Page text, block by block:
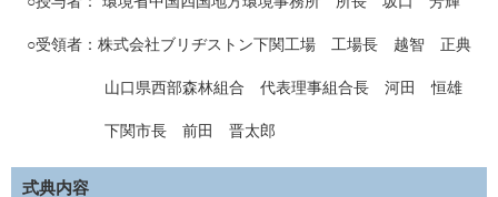
○受領者：株式会社ブリヂストン下関工場 工場長 越智 正典
山口県西部森林組合 代表理事組合長 河田 恒雄
下関市長 前田 晋太郎
式典内容